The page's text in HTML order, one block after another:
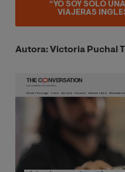
“YO SOY SOLO
VIAJERAS
Autora: Victoria Puchal